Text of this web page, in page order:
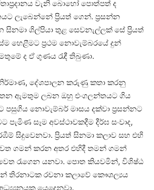
වැනි බොහෝ පොත්පත් ද
ලැබෙන්නේ ප්‍රියත් ගෙන්. ප්‍රසන්න
සිනමා ශිල්පියා තුළ සෙවනැල්ලක් සේ ප්‍රියත්
හෙළීමට ප්‍රථම නොවැම්බරයේ දුන්
ද ඒ ගුණය රැඳී තිබුණා.
දේශපාලන කරුණු කතා කරනු
ඇමතුම ලබන ඔහු එංගලන්තයට ගිය
පසුගිය නොවැම්බර් මාසය දක්වා ප්‍රසන්නට
පැමිණ සෑම අවස්ථාවකදීම දීර්ඝ සංවාද,
සිදුවෙනවා. ප්‍රියත් සිනමා කලාව සහ එහි
ගමන් කරන අතර එහිදී තමන් ගමන්
වෙත රැගෙන යනවා. පොත කියවමින්, විශිෂ්ඨ
තිරනාටක රචනා කලාවේ කෞශල්‍යය
යෙදෙනවා.